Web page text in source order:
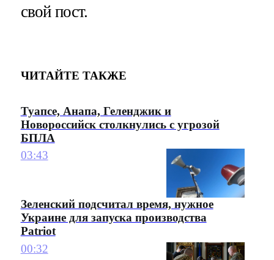
свой пост.
ЧИТАЙТЕ ТАКЖЕ
Туапсе, Анапа, Геленджик и
Новороссийск столкнулись с угрозой
БПЛА
03:43
Зеленский подсчитал время, нужное
Украине для запуска производства
Patriot
00:32